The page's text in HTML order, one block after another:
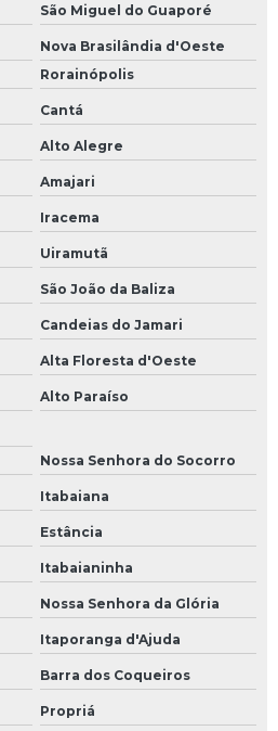
São Miguel do Guaporé
Nova Brasilândia d'Oeste
Rorainópolis
Cantá
Alto Alegre
Amajari
Iracema
Uiramutã
São João da Baliza
Candeias do Jamari
Alta Floresta d'Oeste
Alto Paraíso
Nossa Senhora do Socorro
Itabaiana
Estância
Itabaianinha
Nossa Senhora da Glória
Itaporanga d'Ajuda
Barra dos Coqueiros
Propriá